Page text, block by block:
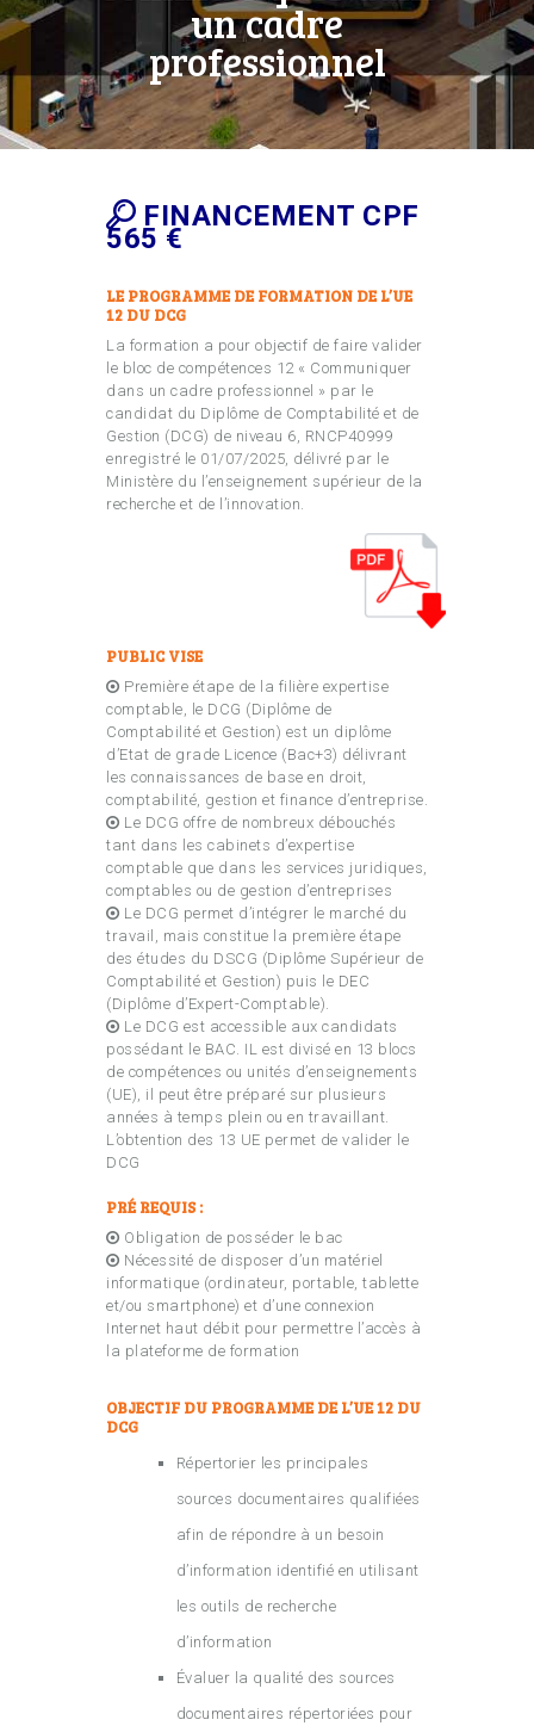
un cadre
professionnel
FINANCEMENT CPF
565 €
LE PROGRAMME DE FORMATION DE L’UE
12 DU DCG
La formation a pour objectif de faire valider
le bloc de compétences 12 « Communiquer
dans un cadre professionnel » par le
candidat du Diplôme de Comptabilité et de
Gestion (DCG) de niveau 6, RNCP40999
enregistré le 01/07/2025, délivré par le
Ministère du l’enseignement supérieur de la
recherche et de l’innovation.
PUBLIC VISE
Première étape de la filière expertise
comptable, le DCG (Diplôme de
Comptabilité et Gestion) est un diplôme
d’Etat de grade Licence (Bac+3) délivrant
les connaissances de base en droit,
comptabilité, gestion et finance d’entreprise.
Le DCG offre de nombreux débouchés
tant dans les cabinets d’expertise
comptable que dans les services juridiques,
comptables ou de gestion d’entreprises
Le DCG permet d’intégrer le marché du
travail, mais constitue la première étape
des études du DSCG (Diplôme Supérieur de
Comptabilité et Gestion) puis le DEC
(Diplôme d’Expert-Comptable).
Le DCG est accessible aux candidats
possédant le BAC. IL est divisé en 13 blocs
de compétences ou unités d’enseignements
(UE), il peut être préparé sur plusieurs
années à temps plein ou en travaillant.
L’obtention des 13 UE permet de valider le
DCG
PRÉ REQUIS :
Obligation de posséder le bac
Nécessité de disposer d’un matériel
informatique (ordinateur, portable, tablette
et/ou smartphone) et d’une connexion
Internet haut débit pour permettre l’accès à
la plateforme de formation
OBJECTIF DU PROGRAMME DE L’UE 12 DU
DCG
Répertorier les principales
sources documentaires qualifiées
afin de répondre à un besoin
d’information identifié en utilisant
les outils de recherche
d’information
Évaluer la qualité des sources
documentaires répertoriées pour